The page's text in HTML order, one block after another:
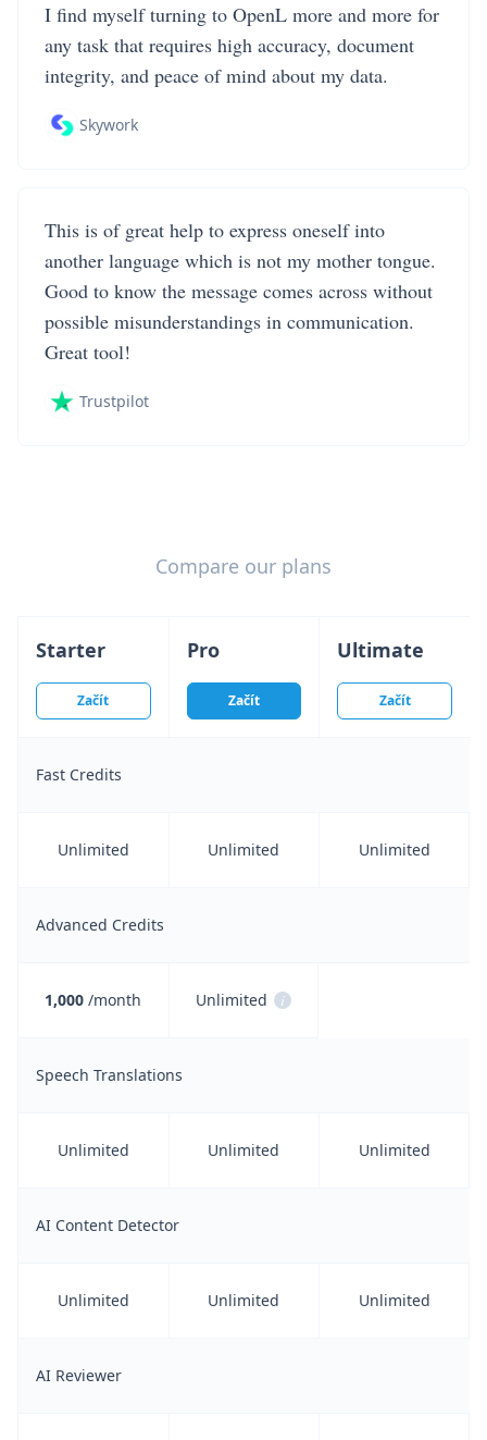
I find myself turning to OpenL more and more for
any task that requires high accuracy, document
integrity, and peace of mind about my data.
Skywork
This is of great help to express oneself into
another language which is not my mother tongue.
Good to know the message comes across without
possible misunderstandings in communication.
Great tool!
Trustpilot
Compare our plans
Starter
Začít
Pro
Začít
Ultimate
Začít
Fast Credits
Unlimited Unlimited Unlimited
Advanced Credits
1,000 /month Unlimited i
Speech Translations
Unlimited Unlimited Unlimited
AI Content Detector
Unlimited Unlimited Unlimited
AI Reviewer